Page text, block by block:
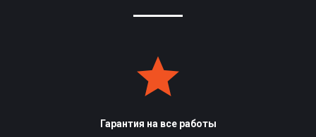
Гарантия на все работы